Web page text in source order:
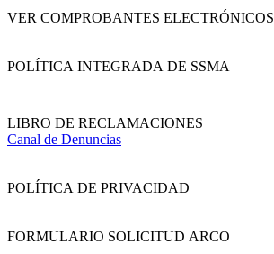
VER COMPROBANTES ELECTRÓNICOS
POLÍTICA INTEGRADA DE SSMA
LIBRO DE RECLAMACIONES
Canal de Denuncias
POLÍTICA DE PRIVACIDAD
FORMULARIO SOLICITUD ARCO